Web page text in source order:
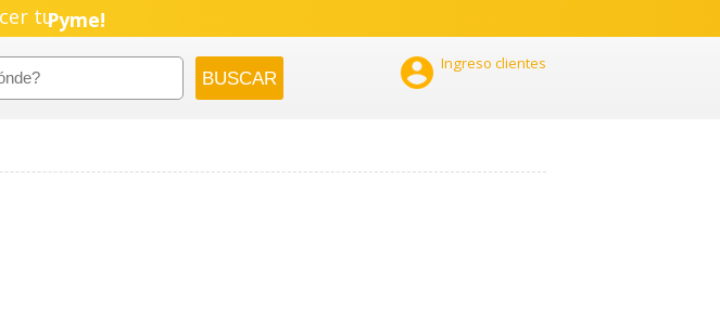
tuPyme!
Emprendimiento!
 Ingreso clientes